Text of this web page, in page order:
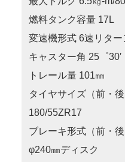
燃料タンク容量 17L
変速機形式 6速リター
キャスター角 25゜30′
トレール量 101㎜
タイヤサイズ（前・
180/55ZR17
ブレーキ形式（前・
φ240㎜ディスク